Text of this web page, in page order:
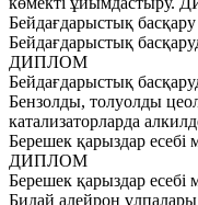
Бейдағдарыстық
Бейдағдарыстық
ДИПЛОМ
Бейдағдарыстық
Бензолды, толуолды
катализаторларда
Берешек қарыздар
ДИПЛОМ
Берешек қарыздар
Бидай алейрон